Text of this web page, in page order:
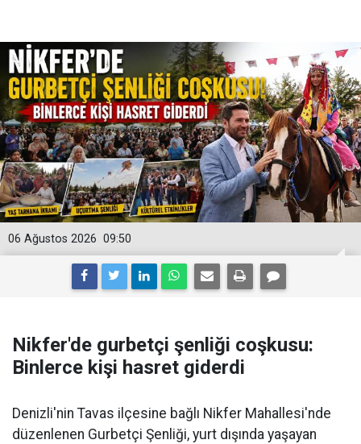
09:50
06 Ağustos 2026
Nikfer'de gurbetçi şenliği coşkusu:
Binlerce kişi hasret giderdi
Denizli'nin Tavas ilçesine bağlı Nikfer Mahallesi'nde
düzenlenen Gurbetçi Şenliği, yurt dışında yaşayan